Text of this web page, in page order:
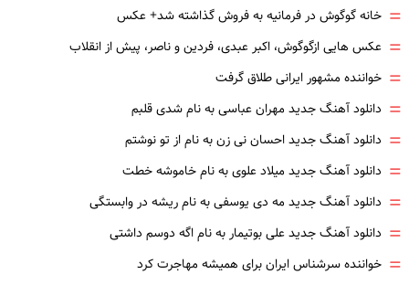
= خانه گوگوش در فرمانیه به فروش گذاشته شد+ عکس
= عکس هایی ازگوگوش، اکبر عبدی، فردین و ناصر، پیش از انقلاب
= خواننده مشهور ایرانی طلاق گرفت
= دانلود آهنگ جدید مهران عباسی به نام شدی قلبم
= دانلود آهنگ جدید احسان نی زن به نام از تو نوشتم
= دانلود آهنگ جدید میلاد علوی به نام خاموشه خطت
= دانلود آهنگ جدید مه دی یوسفی به نام ریشه در وابستگی
= دانلود آهنگ جدید علی بوتیمار به نام اگه دوسم داشتی
= خواننده سرشناس ایران برای همیشه مهاجرت کرد